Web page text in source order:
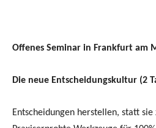
Die unternehmerische Welt
Entscheidungen.
werden, womit Sie diese